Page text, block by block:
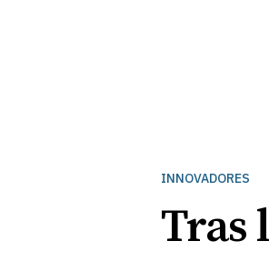
INNOVADORES
Tras